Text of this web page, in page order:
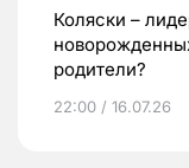
Коляски –
родители?
22:00 / 16.07.26